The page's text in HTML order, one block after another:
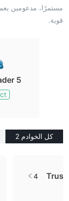
مستمرًا، مدعومين
قوية.
5
كل الخوادم 2
4